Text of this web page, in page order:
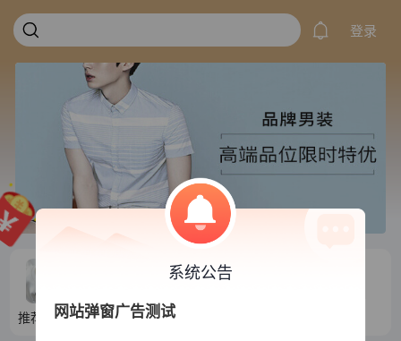
登录
推荐目录1 推荐目录2 推荐目录3
系统公告
网站弹窗广告测试